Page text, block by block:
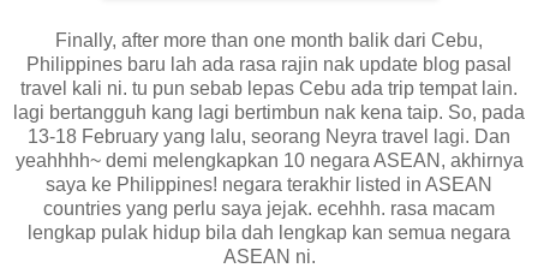
Finally, after more than one month balik dari Cebu,
Philippines baru lah ada rasa rajin nak update blog pasal
travel kali ni. tu pun sebab lepas Cebu ada trip tempat lain.
lagi bertangguh kang lagi bertimbun nak kena taip. So, pada
13-18 February yang lalu, seorang Neyra travel lagi. Dan
yeahhhh~ demi melengkapkan 10 negara ASEAN, akhirnya
saya ke Philippines! negara terakhir listed in ASEAN
countries yang perlu saya jejak. ecehhh. rasa macam
lengkap pulak hidup bila dah lengkap kan semua negara
ASEAN ni.